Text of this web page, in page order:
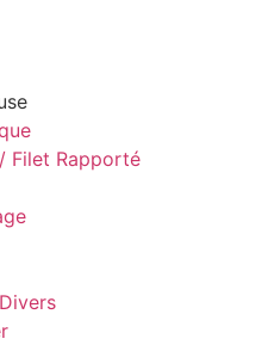
Filet Rapporté